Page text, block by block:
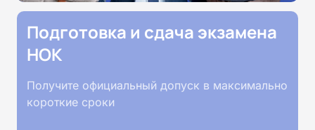
Подготовка и сдача экзамена
НОК
Получите официальный допуск в максимально
короткие сроки